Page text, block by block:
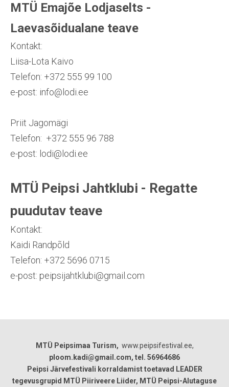
MTÜ Emajõe Lodjaselts -
Laevasõidualane teave
Kontakt:
Liisa-Lota Kaivo
Telefon: +372 555 99 100
e-post: info@lodi.ee
Priit Jagomägi
Telefon: +372 555 96 788
e-post: lodi@lodi.ee
MTÜ Peipsi Jahtklubi - Regatte
puudutav teave
Kontakt:
Kaidi Randpõld
Telefon: +372 5696 0715
e-post: peipsijahtklubi@gmail.com
MTÜ Peipsimaa Turism, www.peipsifestival.ee,
ploom.kadi@gmail.com, tel. 56964686
Peipsi Järvefestivali korraldamist toetavad LEADER
tegevusgrupid MTÜ Piiriveere Liider, MTÜ Peipsi-Alutaguse